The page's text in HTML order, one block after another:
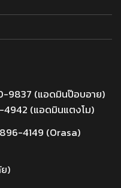
9837 (แอดมินป๊อบอาย)
4942 (แอดมินแตงโม)
4149 (Orasa)
)